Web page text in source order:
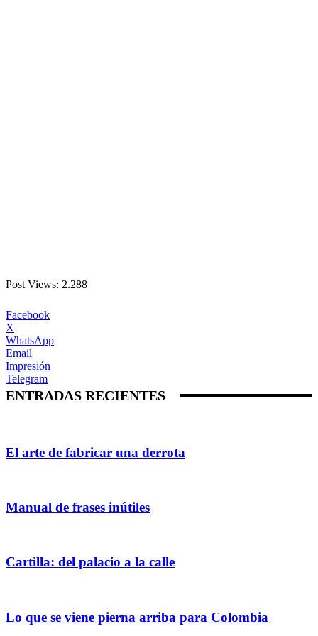
Post Views: 2.288
Facebook
X
WhatsApp
Email
Impresión
Telegram
ENTRADAS RECIENTES
El arte de fabricar una derrota
Manual de frases inútiles
Cartilla: del palacio a la calle
Lo que se viene pierna arriba para Colombia